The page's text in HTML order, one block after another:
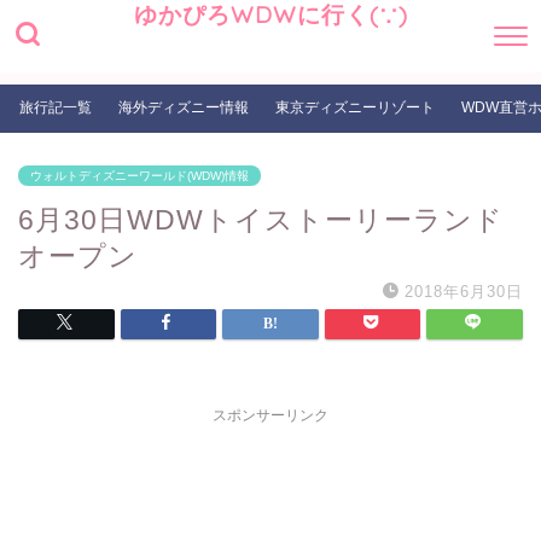
ゆかぴろWDWに行く(∵)
旅行記一覧 海外ディズニー情報 東京ディズニーリゾート WDW直営
ウォルトディズニーワールド(WDW)情報
6月30日WDWトイストーリーランド
オープン
2018年6月30日
スポンサーリンク